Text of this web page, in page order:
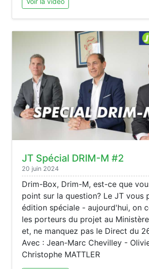
JT Spécial DRIM-M #2
20 juin 2024
Drim-Box, Drim-M, est-ce que
point sur la question? Le JT vous
édition spéciale - aujourd'hui, on
les porteurs du projet au
et, ne manquez pas le Direct du
Avec : Jean-Marc Chevilley -
Christophe MATTLER